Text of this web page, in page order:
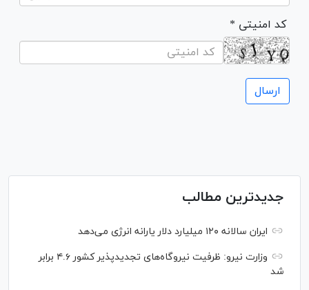
* کد امنیتی
جدیدترین مطالب
ایران سالانه ۱۲۰ میلیارد دلار یارانه انرژی می‌دهد
وزارت نیرو: ظرفیت نیروگاه‌های تجدیدپذیر کشور ۴.۶ برابر
شد